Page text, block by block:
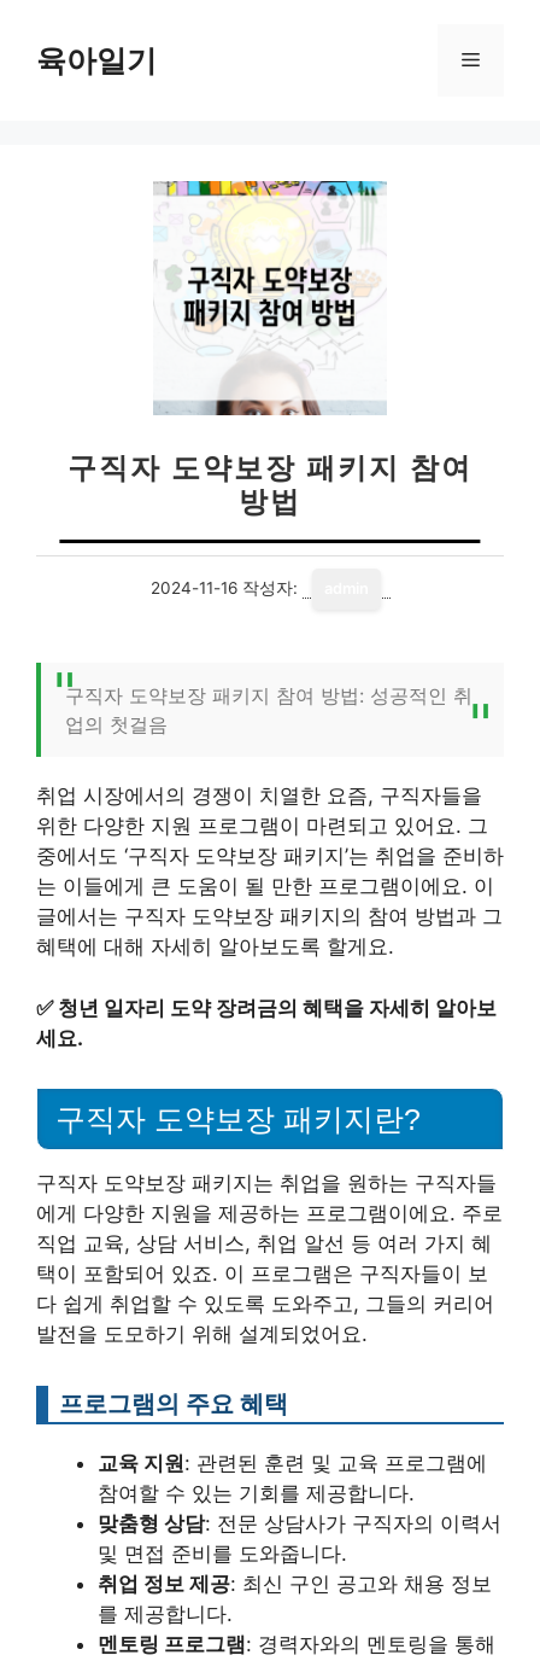
육아일기 메
구직자 도약보장 패키지 참여
방법
2024-11-16 작성자:
구직자 도약보장 패키지 참여 방법: 성공적인 취
업의 첫걸음
취업 시장에서의 경쟁이 치열한 요즘, 구직자들을
위한 다양한 지원 프로그램이 마련되고 있어요. 그
중에서도 ‘구직자 도약보장 패키지’는 취업을 준비하
는 이들에게 큰 도움이 될 만한 프로그램이에요. 이
글에서는 구직자 도약보장 패키지의 참여 방법과 그
혜택에 대해 자세히 알아보도록 할게요.
✅ 청년 일자리 도약 장려금의 혜택을 자세히 알아보
세요.
구직자 도약보장 패키지란?
구직자 도약보장 패키지는 취업을 원하는 구직자들
에게 다양한 지원을 제공하는 프로그램이에요. 주로
직업 교육, 상담 서비스, 취업 알선 등 여러 가지 혜
택이 포함되어 있죠. 이 프로그램은 구직자들이 보
다 쉽게 취업할 수 있도록 도와주고, 그들의 커리어
발전을 도모하기 위해 설계되었어요.
프로그램의 주요 혜택
교육 지원: 관련된 훈련 및 교육 프로그램에
참여할 수 있는 기회를 제공합니다.
맞춤형 상담: 전문 상담사가 구직자의 이력서
및 면접 준비를 도와줍니다.
취업 정보 제공: 최신 구인 공고와 채용 정보
를 제공합니다.
멘토링 프로그램: 경력자와의 멘토링을 통해